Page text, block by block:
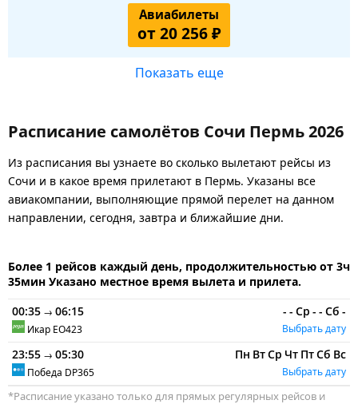
Авиабилеты
от 20 256 ₽
Показать еще
Расписание самолётов Сочи Пермь 2026
Из расписания вы узнаете во сколько вылетают рейсы из
Сочи и в какое время прилетают в Пермь. Указаны все
авиакомпании, выполняющие прямой перелет на данном
направлении, сегодня, завтра и ближайшие дни.
Более 1 рейсов каждый день, продолжительностью от 3ч
35мин Указано местное время вылета и прилета.
00:35 → 06:15
Икар EO423
- - Ср - - Сб -
Выбрать дату
23:55 → 05:30
Победа DP365
Пн ВтСр Чт ПтСб Вс
Выбрать дату
*Расписание указано только для прямых регулярных рейсов и